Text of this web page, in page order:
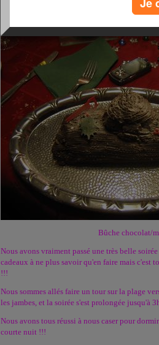
Bûche chocolat/
Nous avons vraiment passé une très belle
cadeaux à ne plus savoir qu'en faire mais c'est
!!!
Nous sommes allés faire un tour sur la plage
les jambes, et la soirée s'est prolongée jusqu'à
Nous avons tous réussi à nous caser pour
courte nuit !!!